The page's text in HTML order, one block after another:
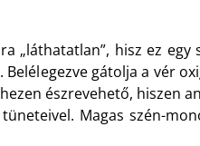
„láthatatlan”, hisz ez
gátolja a vér
észrevehető, hiszen
Magas szén-